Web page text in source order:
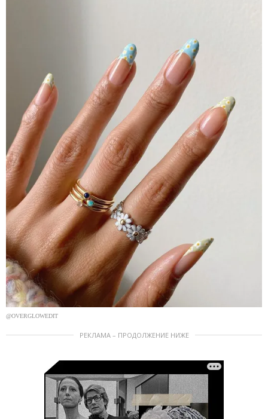
@OVERGLOWEDIT
РЕКЛАМА – ПРОДОЛЖЕНИЕ НИЖЕ